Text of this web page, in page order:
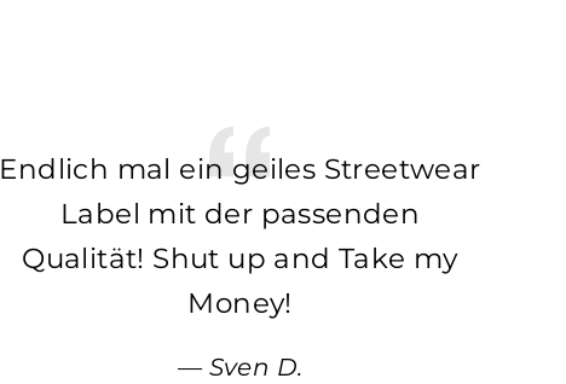
Endlich mal ein geiles Streetwear
Label mit der passenden
Qualität! Shut up and Take my
Money!
Sven D.